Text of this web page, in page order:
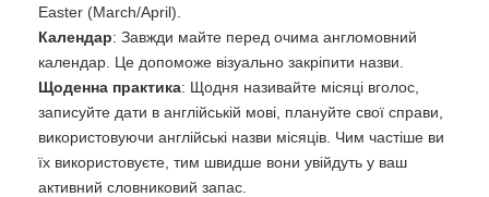
Easter (March/April).
Календар: Завжди майте перед очима англомовний
календар. Це допоможе візуально закріпити назви.
Щоденна практика: Щодня називайте місяці вголос,
записуйте дати в англійській мові, плануйте свої справи,
використовуючи англійські назви місяців. Чим частіше ви
їх використовуєте, тим швидше вони увійдуть у ваш
активний словниковий запас.